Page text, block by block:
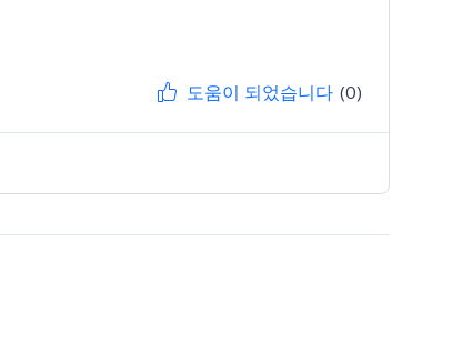
도움이 되었습니다 (0)